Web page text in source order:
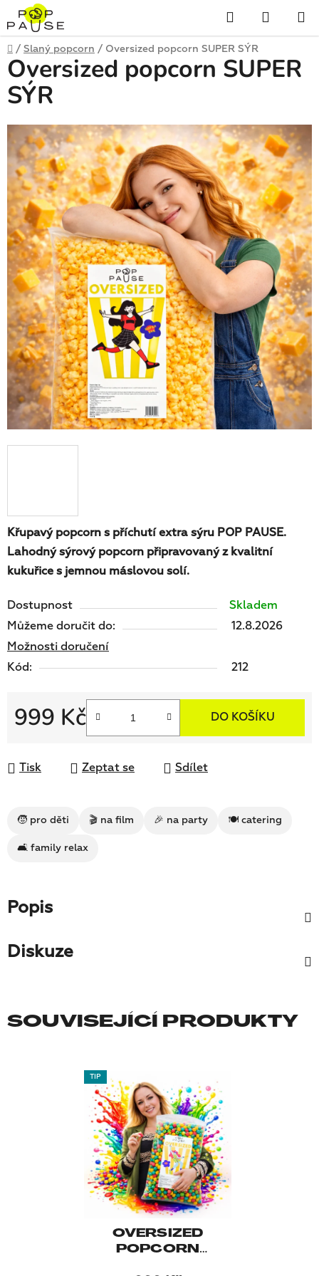
Přejít
na
obsah
Hledat
KOŠÍK
Domů
/ Slaný popcorn / Oversized popcorn SUPER SÝR
Křupavý popcorn s příchutí extra sýru POP PAUSE.
Lahodný sýrový popcorn připravovaný z kvalitní
kukuřice s jemnou máslovou solí.
Dostupnost
Skladem
Můžeme doručit do:
12.8.2026
Možnosti doručení
Kód:
212
999 Kč DO KOŠÍKU
Tisk Zeptat se Sdílet
🧒 pro děti 🎬 na film 🎉 na party 🍽 catering
🛋 family relax
Oversized popcorn SUPER
SÝR
Popis
Diskuze
SOUVISEJÍCÍ PRODUKTY
TIP
OVERSIZED
POPCORN